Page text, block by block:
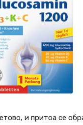
и притоа се